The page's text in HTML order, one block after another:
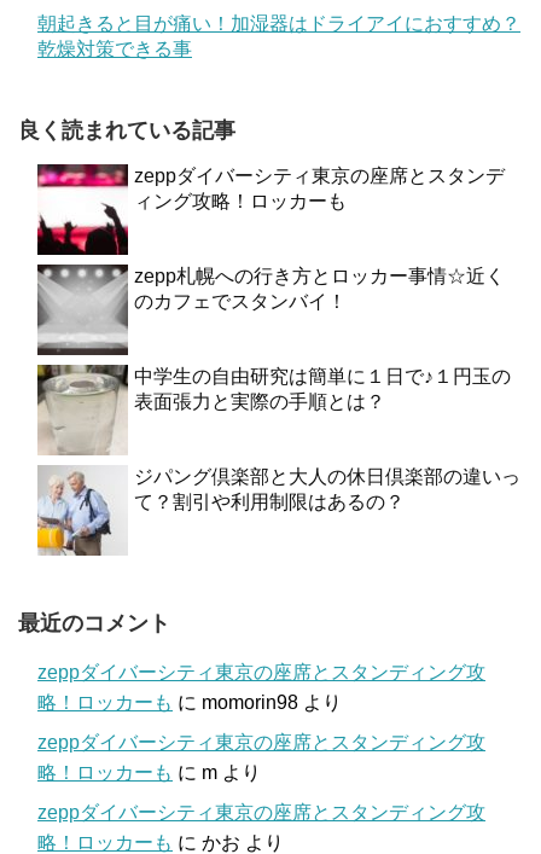
朝起きると目が痛い！加湿器はドライアイにおすすめ？
乾燥対策できる事
良く読まれている記事
zeppダイバーシティ東京の座席とスタンデ
ィング攻略！ロッカーも
zepp札幌への行き方とロッカー事情☆近く
のカフェでスタンバイ！
中学生の自由研究は簡単に１日で♪１円玉の
表面張力と実際の手順とは？
ジパング倶楽部と大人の休日倶楽部の違いっ
て？割引や利用制限はあるの？
最近のコメント
zeppダイバーシティ東京の座席とスタンディング攻
略！ロッカーも に momorin98 より
zeppダイバーシティ東京の座席とスタンディング攻
略！ロッカーも に m より
zeppダイバーシティ東京の座席とスタンディング攻
略！ロッカーも に かお より